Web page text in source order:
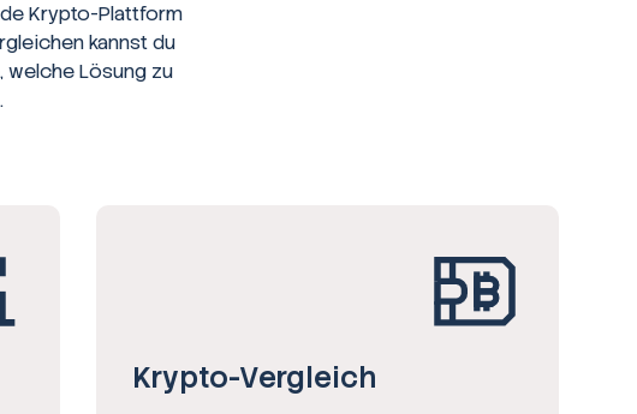
Krypto-Plattform
kannst du
welche Lösung zu
Krypto-Vergleich